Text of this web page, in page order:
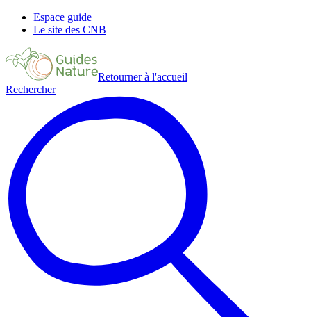
Espace guide
Le site des CNB
Retourner à l'accueil
Rechercher